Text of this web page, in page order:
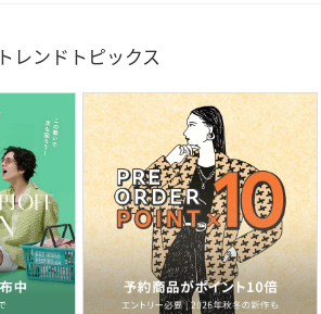
トレンドトピックス